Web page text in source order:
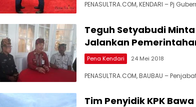
PENASULTRA.COM, KENDARI – Pj
Teguh Setyabudi
Jalankan
Pena Kendari 24 Mei 2018
PENASULTRA.COM, BAUBAU –
Tim Penyidik KPK